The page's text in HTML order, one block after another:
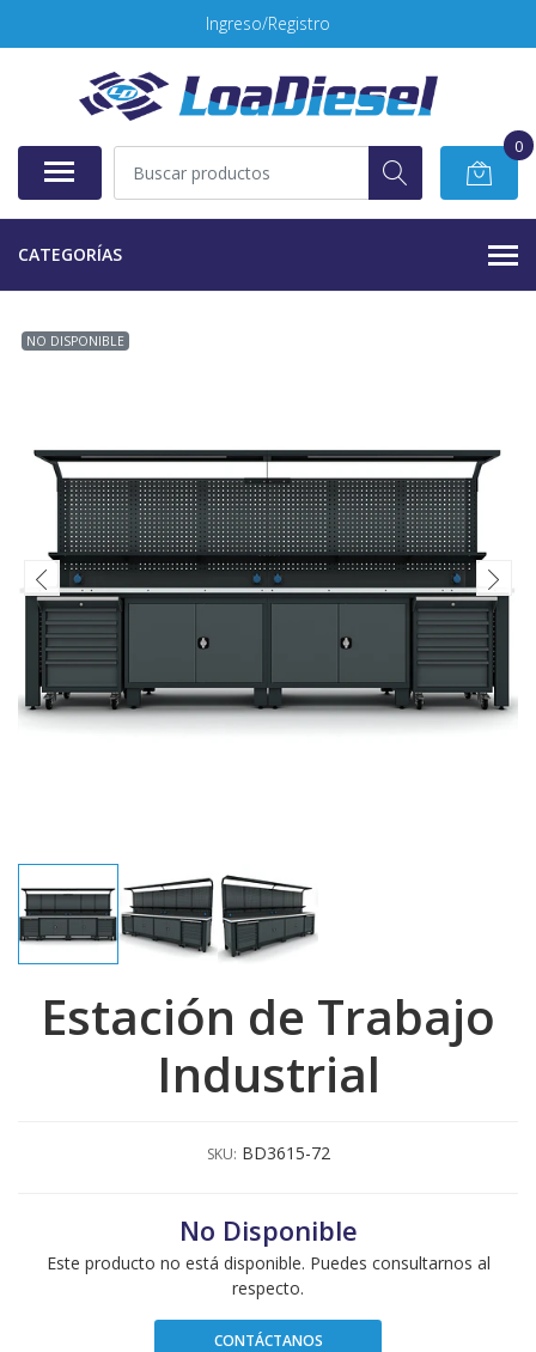
Ingreso/Registro
0
CATEGORÍAS
NO DISPONIBLE
Estación de Trabajo
Industrial
SKU: BD3615-72
No Disponible
Este producto no está disponible. Puedes consultarnos al
respecto.
CONTÁCTANOS